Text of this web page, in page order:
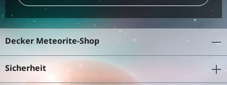
Decker Meteorite-Shop
Sicherheit